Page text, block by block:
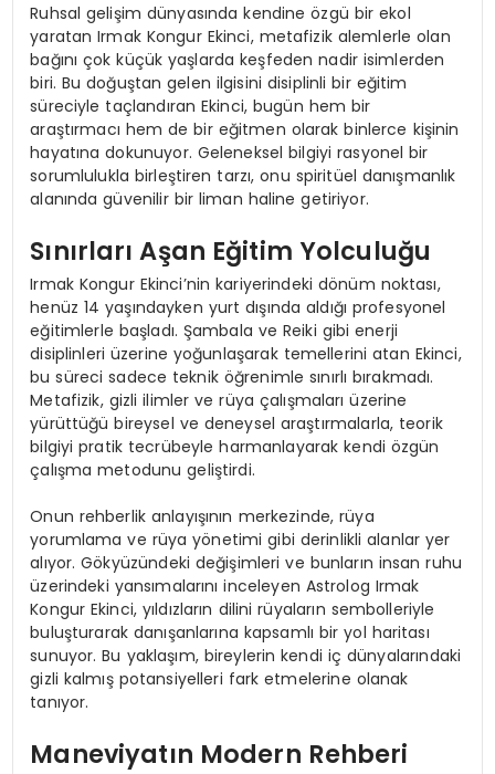
Ruhsal gelişim dünyasında kendine özgü bir ekol
yaratan Irmak Kongur Ekinci, metafizik alemlerle olan
bağını çok küçük yaşlarda keşfeden nadir isimlerden
biri. Bu doğuştan gelen ilgisini disiplinli bir eğitim
süreciyle taçlandıran Ekinci, bugün hem bir
araştırmacı hem de bir eğitmen olarak binlerce kişinin
hayatına dokunuyor. Geleneksel bilgiyi rasyonel bir
sorumlulukla birleştiren tarzı, onu spiritüel danışmanlık
alanında güvenilir bir liman haline getiriyor.
Sınırları Aşan Eğitim Yolculuğu
Irmak Kongur Ekinci’nin kariyerindeki dönüm noktası,
henüz 14 yaşındayken yurt dışında aldığı profesyonel
eğitimlerle başladı. Şambala ve Reiki gibi enerji
disiplinleri üzerine yoğunlaşarak temellerini atan Ekinci,
bu süreci sadece teknik öğrenimle sınırlı bırakmadı.
Metafizik, gizli ilimler ve rüya çalışmaları üzerine
yürüttüğü bireysel ve deneysel araştırmalarla, teorik
bilgiyi pratik tecrübeyle harmanlayarak kendi özgün
çalışma metodunu geliştirdi.
Onun rehberlik anlayışının merkezinde, rüya
yorumlama ve rüya yönetimi gibi derinlikli alanlar yer
alıyor. Gökyüzündeki değişimleri ve bunların insan ruhu
üzerindeki yansımalarını inceleyen Astrolog Irmak
Kongur Ekinci, yıldızların dilini rüyaların sembolleriyle
buluşturarak danışanlarına kapsamlı bir yol haritası
sunuyor. Bu yaklaşım, bireylerin kendi iç dünyalarındaki
gizli kalmış potansiyelleri fark etmelerine olanak
tanıyor.
Maneviyatın Modern Rehberi